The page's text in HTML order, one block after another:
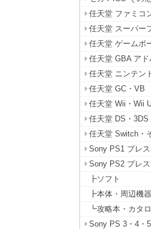
任天堂 ファミコ
任天堂 スーパー
任天堂 ゲームボ
任天堂 GBA アド
任天堂 ニンテン
任天堂 GC・VB
任天堂 Wii・Wii
任天堂 DS・3DS
任天堂 Switch・
Sony PS1 プレ
Sony PS2 プレ
┣ソフト
┣本体・周辺機器
┗攻略本・カタ
Sony PS 3・4・5